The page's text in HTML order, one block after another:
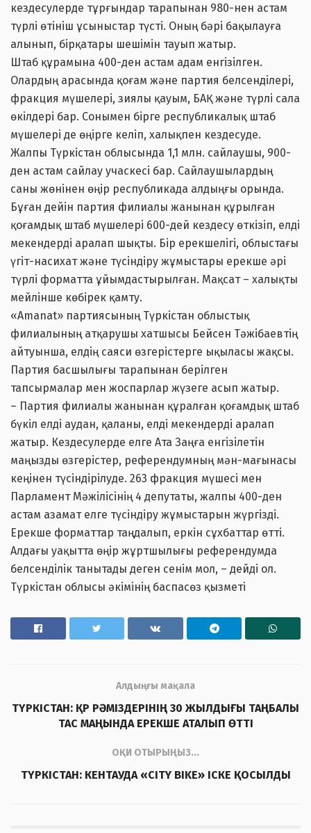
кездесулерде тұрғындар тарапынан 980-нен астам
түрлі өтініш ұсыныстар түсті. Оның бәрі бақылауға
алынып, бірқатары шешімін тауып жатыр.
Штаб құрамына 400-ден астам адам енгізілген.
Олардың арасында қоғам және партия белсенділері,
фракция мүшелері, зиялы қауым, БАҚ және түрлі сала
өкілдері бар. Сонымен бірге республикалық штаб
мүшелері де өңірге келіп, халықпен кездесуде.
Жалпы Түркістан облысында 1,1 млн. сайлаушы, 900-
ден астам сайлау учаскесі бар. Сайлаушылардың
саны жөнінен өңір республикада алдыңғы орында.
Бұған дейін партия филиалы жанынан құрылған
қоғамдық штаб мүшелері 600-дей кездесу өткізіп, елді
мекендерді аралап шықты. Бір ерекшелігі, облыстағы
үгіт-насихат және түсіндіру жұмыстары ерекше әрі
түрлі форматта ұйымдастырылған. Мақсат – халықты
мейлінше көбірек қамту.
«Amanat» партиясының Түркістан облыстық
филиалының атқарушы хатшысы Бейсен Тәжібаевтің
айтуынша, елдің саяси өзгерістерге ықыласы жақсы.
Партия басшылығы тарапынан берілген
тапсырмалар мен жоспарлар жүзеге асып жатыр.
– Партия филиалы жанынан құралған қоғамдық штаб
бүкіл елді аудан, қаланы, елді мекендерді аралап
жатыр. Кездесулерде елге Ата Заңға енгізілетін
маңызды өзгерістер, референдумның мән-мағынасы
кеңінен түсіндірілуде. 263 фракция мүшесі мен
Парламент Мәжілісінің 4 депутаты, жалпы 400-ден
астам азамат елге түсіндіру жұмыстарын жүргізді.
Ерекше форматтар таңдалып, еркін сұхбаттар өтті.
Алдағы уақытта өңір жұртшылығы референдумда
белсенділік танытады деген сенім мол, – дейді ол.
Түркістан облысы әкімінің баспасөз қызметі
Алдыңғы мақала
ТҮРКІСТАН: ҚР РӘМІЗДЕРІНІҢ 30 ЖЫЛДЫҒЫ ТАҢБАЛЫ
ТАС МАҢЫНДА ЕРЕКШЕ АТАЛЫП ӨТТІ
ОҚИ ОТЫРЫҢЫЗ...
ТҮРКІСТАН: КЕНТАУДА «CITY BIKE» ІСКЕ ҚОСЫЛДЫ